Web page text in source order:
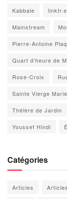
Kabbale
Mainstream
Pierre-Antoine
Quart d’heure de
Rose-Croix
Sainte Vierge Marie
Théière de Jardin
Youssef Hindi
Catégories
Articles Articles